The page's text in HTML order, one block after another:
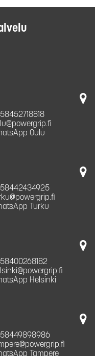
Oulu
Turku
Helsinki
Tampere